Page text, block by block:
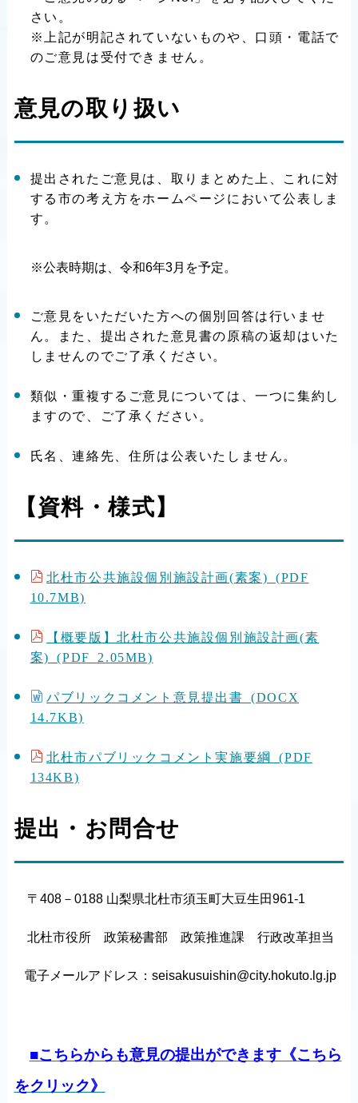
さい。
※上記が明記されていないものや、口頭・電話で
のご意見は受付できません。
意見の取り扱い
提出されたご意見は、取りまとめた上、これに対
する市の考え方をホームページにおいて公表しま
す。
※公表時期は、令和6年3月を予定。
ご意見をいただいた方への個別回答は行いませ
ん。また、提出された意見書の原稿の返却はいた
しませんのでご了承ください。
類似・重複するご意見については、一つに集約し
ますので、ご了承ください。
氏名、連絡先、住所は公表いたしません。
【資料・様式】
北杜市公共施設個別施設計画(素案) (PDF
10.7MB)
【概要版】北杜市公共施設個別施設計画(素
案) (PDF 2.05MB)
パブリックコメント意見提出書 (DOCX
14.7KB)
北杜市パブリックコメント実施要綱 (PDF
134KB)
提出・お問合せ
〒408－0188 山梨県北杜市須玉町大豆生田961-1
北杜市役所 政策秘書部 政策推進課 行政改革担当
電子メールアドレス：seisakusuishin@city.hokuto.lg.jp
■こちらからも意見の提出ができます《こちら
をクリック》